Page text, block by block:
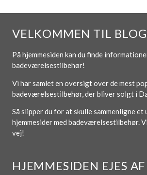
VELKOMMEN TIL
På hjemmesiden kan du finde
badeværelsestilbehør!
Vi har samlet en oversigt over de mest
badeværelsestilbehør, der bliver solgt i
Så slipper du for at skulle sammenligne et
hjemmesider med badeværelsestilbehør.
vej!
HJEMMESIDEN EJES AF